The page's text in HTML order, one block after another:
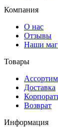
Компания
О нас
Отзывы
Наши
Товары
Доставка
Возврат
Информация